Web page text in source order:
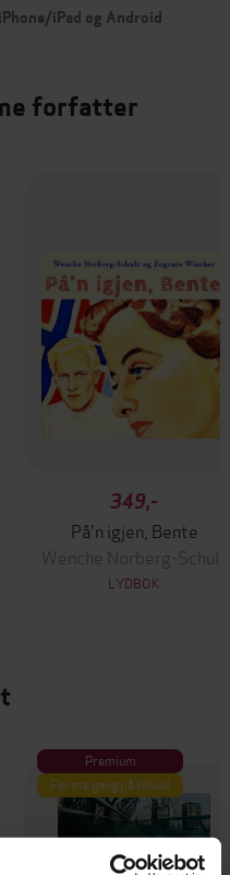
iPad og Android
forfatter
349,-
På'n igjen, Bente
Wenche Norberg-Schulz
LYDBOK
Premium
Første gang på tilbud